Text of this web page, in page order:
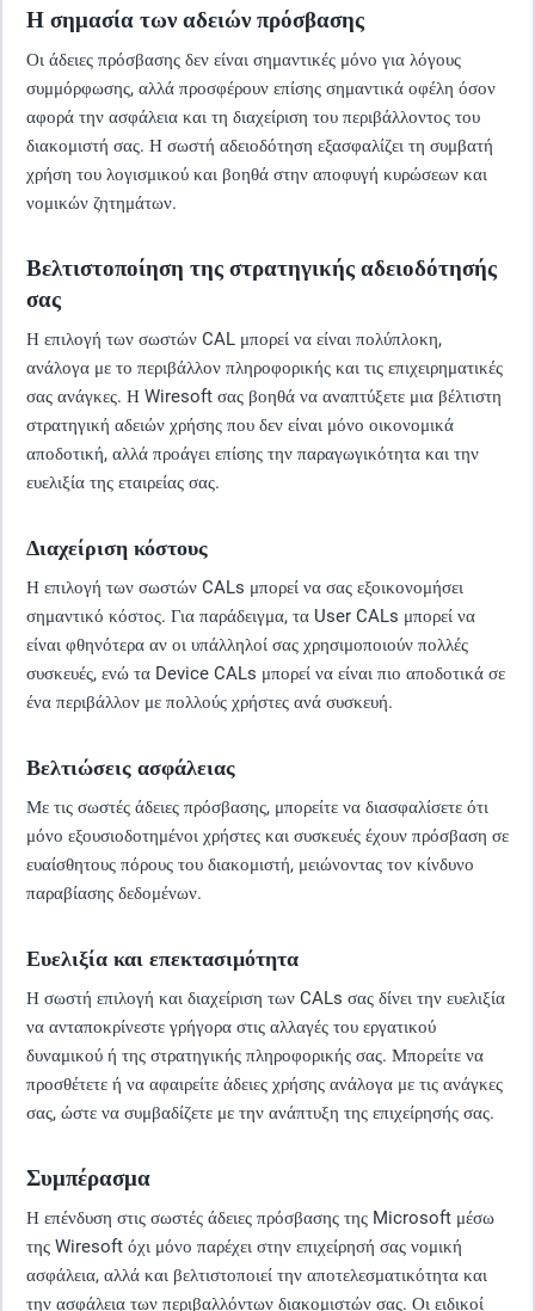
Η σημασία των αδειών πρόσβασης
Οι άδειες πρόσβασης δεν είναι σημαντικές μόνο για λόγους
συμμόρφωσης, αλλά προσφέρουν επίσης σημαντικά οφέλη όσον
αφορά την ασφάλεια και τη διαχείριση του περιβάλλοντος του
διακομιστή σας. Η σωστή αδειοδότηση εξασφαλίζει τη συμβατή
χρήση του λογισμικού και βοηθά στην αποφυγή κυρώσεων και
νομικών ζητημάτων.
Βελτιστοποίηση της στρατηγικής αδειοδότησής
σας
Η επιλογή των σωστών CAL μπορεί να είναι πολύπλοκη,
ανάλογα με το περιβάλλον πληροφορικής και τις επιχειρηματικές
σας ανάγκες. Η Wiresoft σας βοηθά να αναπτύξετε μια βέλτιστη
στρατηγική αδειών χρήσης που δεν είναι μόνο οικονομικά
αποδοτική, αλλά προάγει επίσης την παραγωγικότητα και την
ευελιξία της εταιρείας σας.
Διαχείριση κόστους
Η επιλογή των σωστών CALs μπορεί να σας εξοικονομήσει
σημαντικό κόστος. Για παράδειγμα, τα User CALs μπορεί να
είναι φθηνότερα αν οι υπάλληλοί σας χρησιμοποιούν πολλές
συσκευές, ενώ τα Device CALs μπορεί να είναι πιο αποδοτικά σε
ένα περιβάλλον με πολλούς χρήστες ανά συσκευή.
Βελτιώσεις ασφάλειας
Με τις σωστές άδειες πρόσβασης, μπορείτε να διασφαλίσετε ότι
μόνο εξουσιοδοτημένοι χρήστες και συσκευές έχουν πρόσβαση σε
ευαίσθητους πόρους του διακομιστή, μειώνοντας τον κίνδυνο
παραβίασης δεδομένων.
Ευελιξία και επεκτασιμότητα
Η σωστή επιλογή και διαχείριση των CALs σας δίνει την ευελιξία
να ανταποκρίνεστε γρήγορα στις αλλαγές του εργατικού
δυναμικού ή της στρατηγικής πληροφορικής σας. Μπορείτε να
προσθέτετε ή να αφαιρείτε άδειες χρήσης ανάλογα με τις ανάγκες
σας, ώστε να συμβαδίζετε με την ανάπτυξη της επιχείρησής σας.
Συμπέρασμα
Η επένδυση στις σωστές άδειες πρόσβασης της Microsoft μέσω
της Wiresoft όχι μόνο παρέχει στην επιχείρησή σας νομική
ασφάλεια, αλλά και βελτιστοποιεί την αποτελεσματικότητα και
την ασφάλεια των περιβαλλόντων διακομιστών σας. Οι ειδικοί